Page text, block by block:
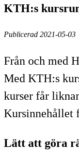
KTH:s
Publicerad 2021-05-03
Från och med
Med KTH:s
kurser får
Kursinnehållet
Lätt att göra